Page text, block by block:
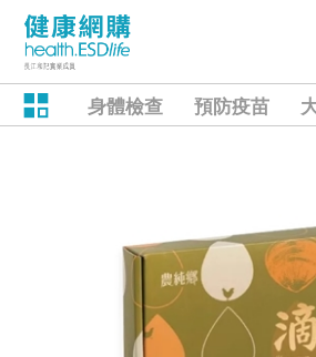
身體檢查 預防疫苗